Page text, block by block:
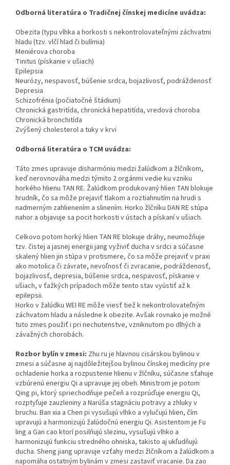
Odborná literatúra o Tradičnej čínskej medicíne uvádza:
Obezita (typu vlhka a horkosti s nekontrolovateľnými záchvatmi
hladu (tzv. vlčí hlad či bulímia)
Meniérova choroba
Tinitus (pískanie v ušiach)
Epilepsia
Neurózy, nespavosť, búšenie srdca, bojazlivosť, podráždenosť
Depresia
Schizofrénia (počiatočné štádium)
Chronická gastritída, chronická hepatitída, vredová choroba
Chronická bronchitída
Zvýšený cholesterol a tuky v krvi
Odborná literatúra o TCM uvádza:
Táto zmes upravuje disharmóniu medzi žalúdkom a žlčníkom,
keď nerovnováha medzi týmito 2 orgánmi vedie ku vzniku
horkého hlienu TAN RE. Žalúdkom produkovaný hlien TAN blokuje
hrudník, čo sa môže prejaviť tlakom a roztiahnutím na hrudi s
nadmerným zahlienením a slinením. Horko žlčníku DAN RE stúpa
nahor a objavuje sa pocit horkosti v ústach a pískaní v ušiach.
Celkovo potom horký hlien TAN RE blokuje dráhy, neumožňuje
tzv. čistej a jasnej energii jang vyživiť ducha v srdci a súčasne
skalený hlien jin stúpa v protismere, čo sa môže prejaviť v praxi
ako motolica či závrate, nevoľnosť či zvracanie, podráždenosť,
bojazlivosť, depresia, búšenie srdca, nespavosť, pískanie v
ušiach, v ťažkých prípadoch môže tento stav vyústiť až k
epilepsii.
Horko v žalúdku WEI RE môže viesť tiež k nekontrolovateľným
záchvatom hladu a následne k obezite. Avšak rovnako je možné
tuto zmes použiť i pri nechutenstve, vzniknutom po dlhých a
závažných chorobách.
Rozbor bylín v zmesi: Zhu ru je hlavnou cisárskou bylinou v
zmesi a súčasne aj najdôležitejšou bylinou čínskej medicíny pre
ochladenie horka a rozpustenie hlienu v žlčníku, súčasne sťahuje
vzbúrenú energiu Qi a upravuje jej obeh. Ministrom je potom
Qing pi, ktorý spriechodňuje pečeň a rozprúďuje energiu Qi,
rozptyľuje zauzleniny a Narúša stagnáciu potravy a zhluky v
bruchu. Ban xia a Chen pi vysušujú vlhko a vylučujú hlien, čím
upravujú a harmonizujú žalúdočnú energiu Qi. Asistentom je Fu
ling a Gan cao ktorí posilňujú slezinu, vysušujú vlhko a
harmonizujú funkciu stredného ohniska, takisto aj ukľudňujú
ducha. Sheng jiang upravuje vzťahy medzi žlčníkom a žalúdkom a
napomáha ostatným bylinám v zmesi zastaviť vracanie. Da zao